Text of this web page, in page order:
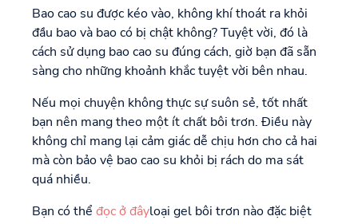
Bao cao su được kéo vào, không khí thoát ra khỏi
đầu bao và bao có bị chật không? Tuyệt vời, đó là
cách sử dụng bao cao su đúng cách, giờ bạn đã sẵn
sàng cho những khoảnh khắc tuyệt vời bên nhau.
Nếu mọi chuyện không thực sự suôn sẻ, tốt nhất
bạn nên mang theo một ít chất bôi trơn. Điều này
không chỉ mang lại cảm giác dễ chịu hơn cho cả hai
mà còn bảo vệ bao cao su khỏi bị rách do ma sát
quá nhiều.
Bạn có thể đọc ở đâyloại gel bôi trơn nào đặc biệt